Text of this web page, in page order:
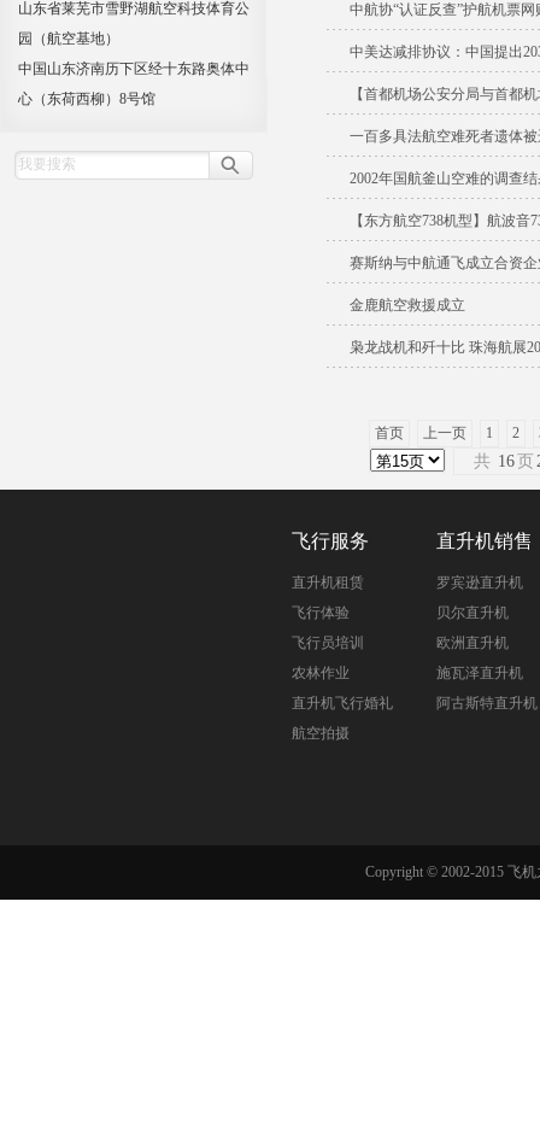
山东省莱芜市雪野湖航空科技体育公
园（航空基地）
中国山东济南历下区经十东路奥体中
心（东荷西柳）8号馆
中航协“认证反查”护航机票网
中美达减排协议：中国提出
【首都机场公安分局与首都
一百多具法航空难死者遗体
2002年国航釜山空难的调查
【东方航空738机型】航波
赛斯纳与中航通飞成立合资
金鹿航空救援成立
枭龙战机和歼十比 珠海航展
首页 上一页 1 2
共 16 页
飞行服务
直升机租赁
飞行体验
飞行员培训
农林作业
直升机飞行婚礼
航空拍摄
直升机销售
罗宾逊直升机
贝尔直升机
欧洲直升机
施瓦泽直升机
阿古斯特直升机
Copyright © 2002-2015 飞